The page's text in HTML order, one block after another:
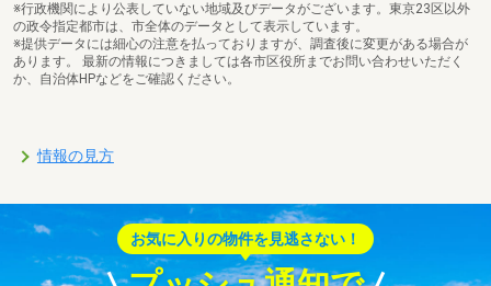
※行政機関により公表していない地域及びデータがございます。東京23区以外
の政令指定都市は、市全体のデータとして表示しています。
※提供データには細心の注意を払っておりますが、調査後に変更がある場合が
あります。 最新の情報につきましては各市区役所までお問い合わせいただく
か、自治体HPなどをご確認ください。
情報の見方
お気に入りの物件を見逃さない！